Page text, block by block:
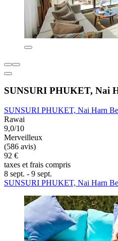
SUNSURI PHUKET, Nai
SUNSURI PHUKET, Nai Harn
Rawai
9,0/10
Merveilleux
(586 avis)
92 €
taxes et frais compris
8 sept. - 9 sept.
SUNSURI PHUKET, Nai Harn